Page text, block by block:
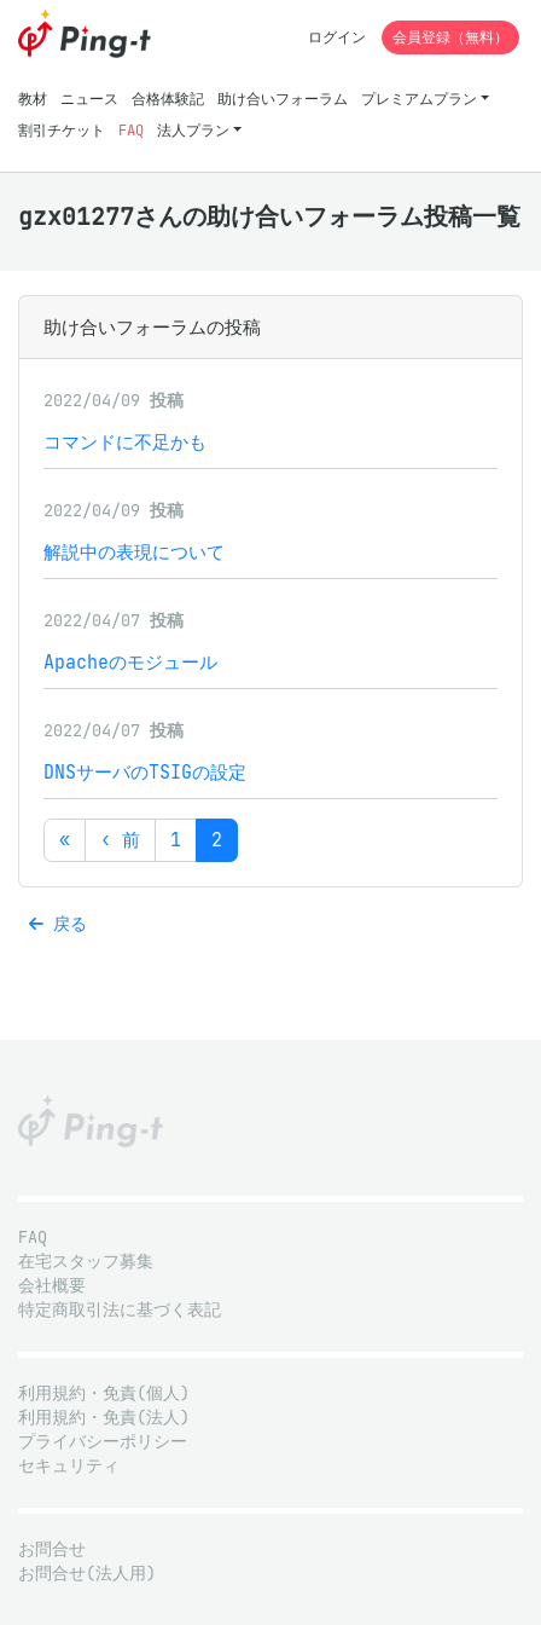
教材 ニュース 合格体験記 助け合いフォーラム
プレミアムプラン
割引チケット
FAQ 法人プラン
ログイン 会員登録（無料）
gzx01277さんの助け合いフォーラム投稿一覧
助け合いフォーラムの投稿
2022/04/09 投稿
コマンドに不足かも
2022/04/09 投稿
解説中の表現について
2022/04/07 投稿
Apacheのモジュール
2022/04/07 投稿
DNSサーバのTSIGの設定
« ‹ 前 1 2
戻る
FAQ
在宅スタッフ募集
会社概要
特定商取引法に基づく表記
利用規約・免責(個人)
利用規約・免責(法人)
プライバシーポリシー
セキュリティ
お問合せ
お問合せ(法人用)